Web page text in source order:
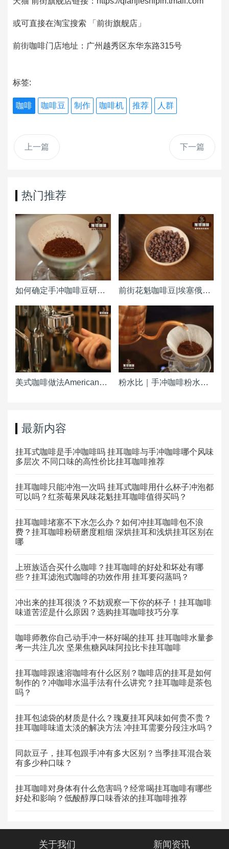
或可直接在淘宝搜索 「前街旗舰店」
前街咖啡门店地址：广州越秀区东华东路315号
标签:
咖啡 咖啡豆 制作 咖啡机 推荐 人群
上一篇 下一篇
热门推荐
如何确定手冲咖啡豆研磨度粗细（粗幼） 咖啡磨豆机刻度怎么调整？ 前街花魁咖啡豆|埃塞俄比亚原西达摩古吉产区日晒花魁咖啡产区风味特点 和瑰夏有关系吗
美式咖啡做法Americano ｜热美式咖啡粉水比例参考 冰美式咖啡浓缩粉水冰块比例是多少 粉水比｜手冲咖啡粉水比怎么计算 冷萃手冲粉水比
最新内容
挂耳式咖啡是手冲咖啡吗 挂耳咖啡与手冲咖啡哪个风味
多层次 不同口味的高性价比挂耳咖啡推荐
挂耳咖啡只能冲泡一次吗 挂耳式咖啡用什么杯子冲泡都
可以吗？红茶莓果风味花魁挂耳咖啡值得买吗？
挂耳咖啡堵塞不下水怎么办？如何冲挂耳咖啡包不浪
费？挂耳咖啡粉研磨度粗细 深烘挂耳和浅烘挂耳区别在
哪
上班族适合买什么咖啡？挂耳咖啡的好处和坏处有哪
些？挂耳滤泡式咖啡的功效作用 挂耳要闷蒸吗？
冲出来的挂耳很淡？不妨观察一下你的杯子！挂耳咖啡
味道苦涩是什么原因？选购挂耳咖啡技巧分享
咖啡师教你自己动手冲一杯好喝的挂耳 挂耳咖啡水量参
考一共注几次 坚果焦糖风味阿拉比卡挂耳咖啡
挂耳咖啡跟速溶咖啡有什么区别？咖啡店的挂耳是如何
制作的？冲咖啡水温手法有什么讲究？挂耳咖啡是茶包
吗？
挂耳包滤袋的材质是什么？瑰夏挂耳风味如何贵不贵？
挂耳咖啡味道太淡的解决方法 冲挂耳需要分段注水吗？
同款豆子，挂耳包跟手冲有多大区别？当季挂耳混合装
有多少种口味？
挂耳咖啡对身体有什么危害吗？经常喝挂耳咖啡有哪些
好处和影响？低酸醇厚口味香浓的挂耳咖啡推荐
关于我们 新闻资讯